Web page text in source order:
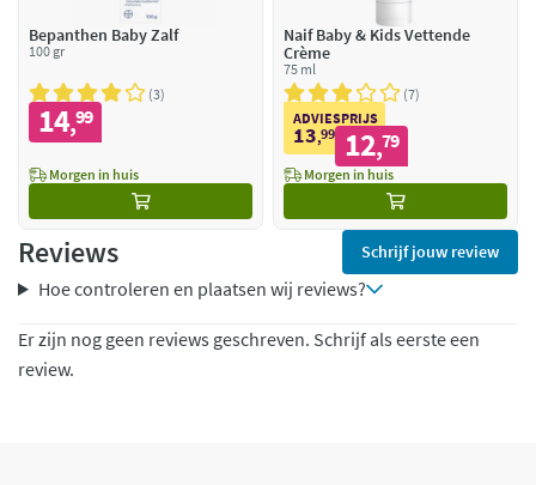
Bepanthen Baby Zalf
100 gr
3
14,99
Morgen in huis
Naif Baby & Kids Vettende
Crème
75 ml
7
ADVIESPRIJS
13,99 12,79
Morgen in huis
Reviews Schrijf jouw review
Hoe controleren en plaatsen wij reviews?
Er zijn nog geen reviews geschreven. Schrijf als eerste een
review.